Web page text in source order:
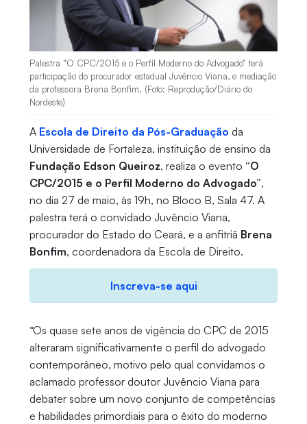
Palestra “O CPC/2015 e o Perfil Moderno do Advogado” terá
participação do procurador estadual Juvêncio Viana, e mediação
da professora Brena Bonfim. (Foto: Reprodução/Diário do
Nordeste)
A Escola de Direito da Pós-Graduação da
Universidade de Fortaleza, instituição de ensino da
Fundação Edson Queiroz, realiza o evento “O
CPC/2015 e o Perfil Moderno do Advogado”,
no dia 27 de maio, às 19h, no Bloco B, Sala 47. A
palestra terá o convidado Juvêncio Viana,
procurador do Estado do Ceará, e a anfitriã Brena
Bonfim, coordenadora da Escola de Direito.
Inscreva-se aqui
“Os quase sete anos de vigência do CPC de 2015
alteraram significativamente o perfil do advogado
contemporâneo, motivo pelo qual convidamos o
aclamado professor doutor Juvêncio Viana para
debater sobre um novo conjunto de competências
e habilidades primordiais para o êxito do moderno